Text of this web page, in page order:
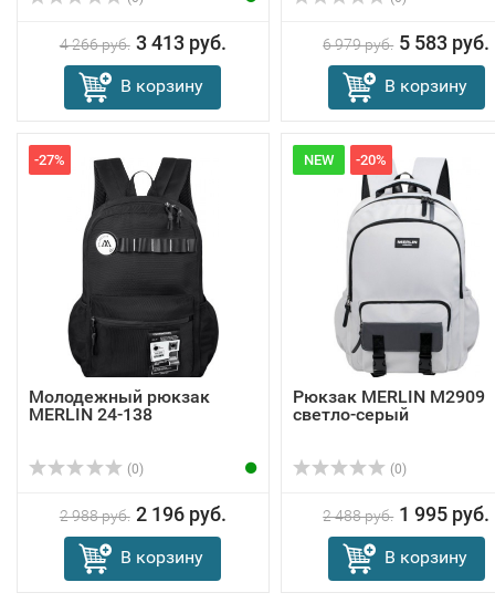
4 266 руб. 3 413 руб.
В корзину
6 979 руб. 5 583 руб.
В корзину
-27%
Молодежный рюкзак
MERLIN 24-138
(0)
2 988 руб. 2 196 руб.
В корзину
NEW -20%
Рюкзак MERLIN M2909
светло-серый
(0)
2 488 руб. 1 995 руб.
В корзину